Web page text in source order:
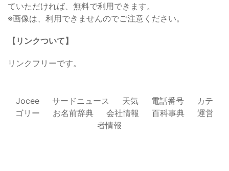
ていただければ、無料で利用できます。
※画像は、利用できませんのでご注意ください。
【リンクついて】
リンクフリーです。
Jocee サードニュース 天気 電話番号
カテ
ゴリー
お名前辞典 会社情報 百科事典
運営
者情報